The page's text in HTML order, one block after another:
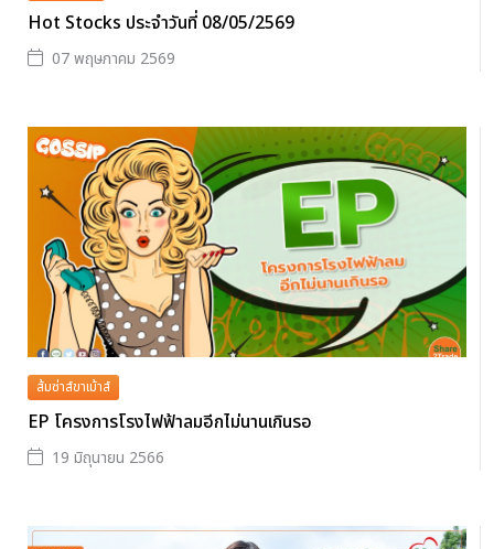
Hot Stocks ประจำวันที่ 08/05/2569
07 พฤษภาคม 2569
ส้มซ่าส์ขาเม้าส์
EP โครงการโรงไฟฟ้าลมอีกไม่นานเกินรอ
19 มิถุนายน 2566